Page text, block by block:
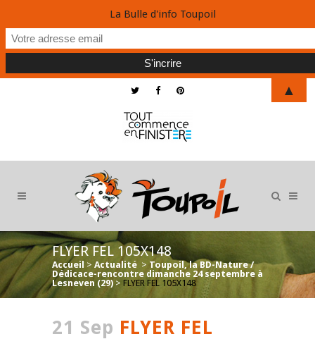
FLYER FEL 105X148
Accueil > Actualité > Toupoil, la BD-Nature /
Dédicace-rencontre dimanche 24 septembre à
Lesneven (29) > FLYER FEL 105X148
21 Sep FLYER FEL
La Bulle d'info Toupoil
▲